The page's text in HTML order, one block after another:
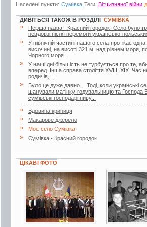
Населені пункти: Сумівка Теги: Вітчизняної війни
ДИВІТЬСЯ ТАКОЖ В РОЗДІЛІ СУМІВКА
»
Перша назва - Красний городок. Село було
невдовзі після перемоги українсько-
»
У північній частині нашого села протікає
височині, на висоті 321 м. над рівнем моря,
Чорного моря.
»
У наші дні більшість не турбується про те,
вперед. Інша справа століття XVIII, XIX. Час
родичів,...
»
Було це дуже давно… Тоді, коли українські
шанували матінку-годувальницю та
cумівські господарі ниву...
» Вдовина криниця
» Макарове джерело
» Моє село Сумівка
» Сумівка - Красний городок
ЦІКАВІ ФОТО
3 фото 2 фото